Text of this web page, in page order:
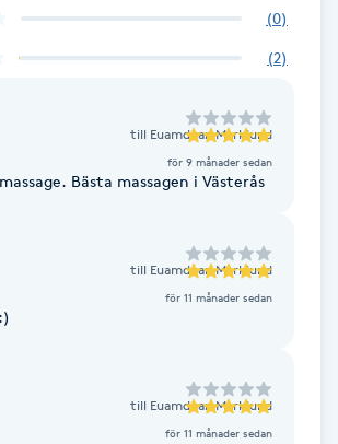
(0)
(2)
till Euamduan Marklund
för 9 månader sedan
Bästa massagen i Västerås
till Euamduan Marklund
för 11 månader sedan
till Euamduan Marklund
för 11 månader sedan